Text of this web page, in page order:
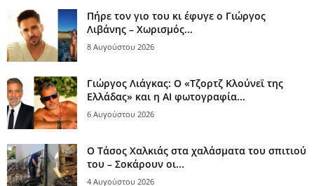
Πήρε τον γιο του κι έφυγε ο Γιώργος
Λιβάνης – Χωρισμός...
8 Αυγούστου 2026
Γιώργος Λιάγκας: Ο «Τζορτζ Κλούνεϊ της
Ελλάδας» και η AI φωτογραφία...
6 Αυγούστου 2026
Ο Τάσος Χαλκιάς στα χαλάσματα του σπιτιού
του – Σοκάρουν οι...
4 Αυγούστου 2026